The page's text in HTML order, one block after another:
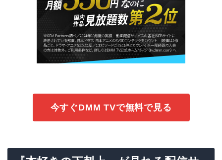
今すぐDMM TVで無料で見る